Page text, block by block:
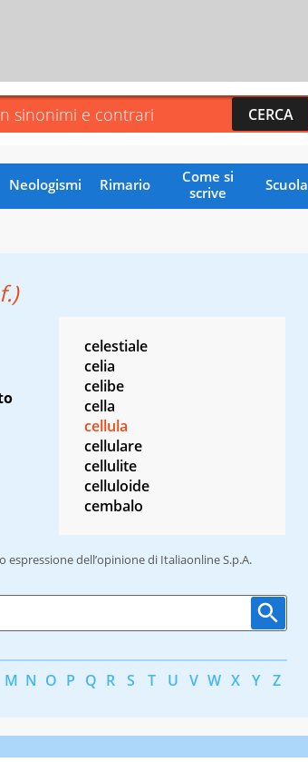
Neologismi Rimario
Come si
scrive
Scuola
celestiale
celia
celibe
cella
cellula
cellulare
cellulite
celluloide
cembalo
dell’opinione di Italiaonline S.p.A.
M N O P Q R S T U V W X Y Z